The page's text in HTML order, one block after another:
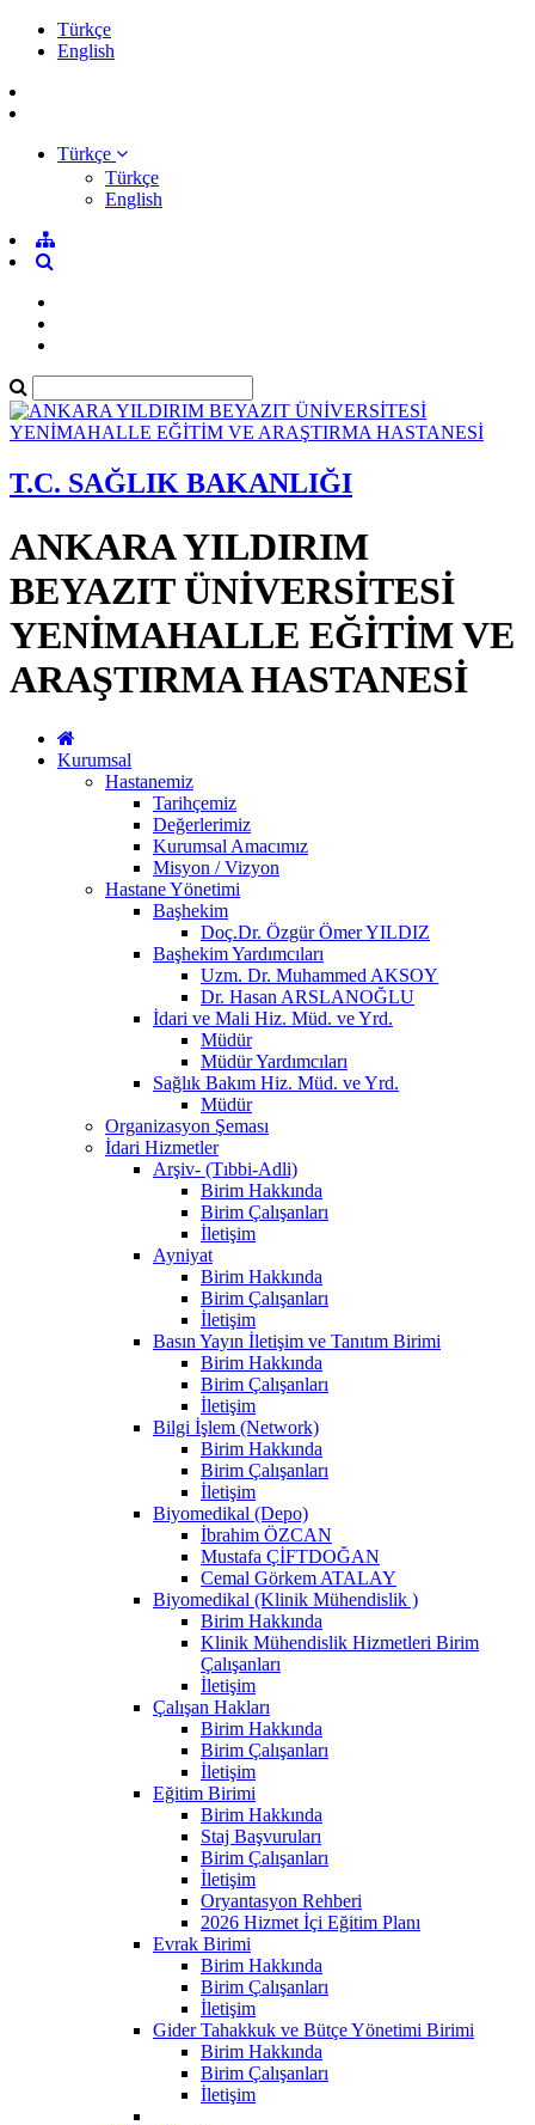
Türkçe
English
Türkçe
Türkçe
English
T.C. SAĞLIK BAKANLIĞI
ANKARA YILDIRIM
BEYAZIT ÜNİVERSİTESİ
YENİMAHALLE EĞİTİM VE
ARAŞTIRMA HASTANESİ
Kurumsal
Hastanemiz
Tarihçemiz
Değerlerimiz
Kurumsal Amacımız
Misyon / Vizyon
Hastane Yönetimi
Başhekim
Doç.Dr. Özgür Ömer YILDIZ
Başhekim Yardımcıları
Uzm. Dr. Muhammed AKSOY
Dr. Hasan ARSLANOĞLU
İdari ve Mali Hiz. Müd. ve Yrd.
Müdür
Müdür Yardımcıları
Sağlık Bakım Hiz. Müd. ve Yrd.
Müdür
Organizasyon Şeması
İdari Hizmetler
Arşiv- (Tıbbi-Adli)
Birim Hakkında
Birim Çalışanları
İletişim
Ayniyat
Birim Hakkında
Birim Çalışanları
İletişim
Basın Yayın İletişim ve Tanıtım Birimi
Birim Hakkında
Birim Çalışanları
İletişim
Bilgi İşlem (Network)
Birim Hakkında
Birim Çalışanları
İletişim
Biyomedikal (Depo)
İbrahim ÖZCAN
Mustafa ÇİFTDOĞAN
Cemal Görkem ATALAY
Biyomedikal (Klinik Mühendislik )
Birim Hakkında
Klinik Mühendislik Hizmetleri Birim
Çalışanları
İletişim
Çalışan Hakları
Birim Hakkında
Birim Çalışanları
İletişim
Eğitim Birimi
Birim Hakkında
Staj Başvuruları
Birim Çalışanları
İletişim
Oryantasyon Rehberi
2026 Hizmet İçi Eğitim Planı
Evrak Birimi
Birim Hakkında
Birim Çalışanları
İletişim
Gider Tahakkuk ve Bütçe Yönetimi Birimi
Birim Hakkında
Birim Çalışanları
İletişim